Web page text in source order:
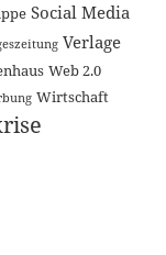
Social Media
Verlage
Web 2.0
Wirtschaft